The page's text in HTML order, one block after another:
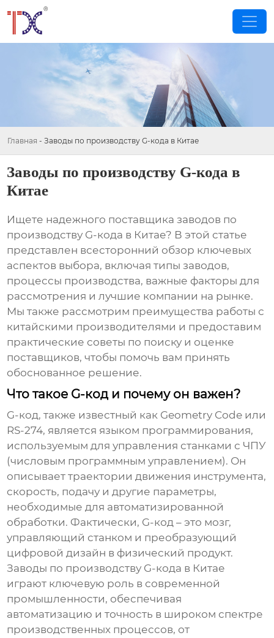
Главная - Заводы по производству G-кода в Китае
Заводы по производству G-кода в
Китае
Ищете надежного поставщиказаводов по
производству G-кода в Китае? В этой статье
представлен всесторонний обзор ключевых
аспектов выбора, включая типы заводов,
процессы производства, важные факторы для
рассмотрения и лучшие компании на рынке.
Мы также рассмотрим преимущества работы с
китайскими производителями и предоставим
практические советы по поиску и оценке
поставщиков, чтобы помочь вам принять
обоснованное решение.
Что такое G-код и почему он важен?
G-код, также известный как Geometry Code или
RS-274, является языком программирования,
используемым для управления станками с ЧПУ
(числовым программным управлением). Он
описывает траектории движения инструмента,
скорость, подачу и другие параметры,
необходимые для автоматизированной
обработки. Фактически, G-код – это мозг,
управляющий станком и преобразующий
цифровой дизайн в физический продукт.
Заводы по производству G-кода в Китае
играют ключевую роль в современной
промышленности, обеспечивая
автоматизацию и точность в широком спектре
производственных процессов, от